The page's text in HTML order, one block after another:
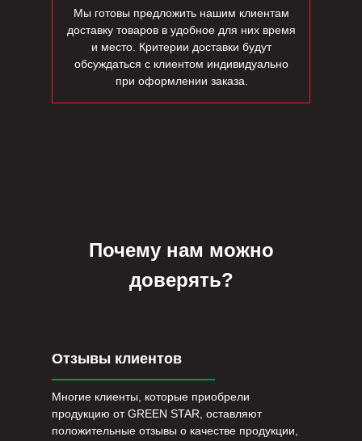
Мы готовы предложить нашим клиентам
доставку товаров в удобное для них время
и место. Критерии доставки будут
обсуждаться с клиентом индивидуально
при оформлении заказа.
Почему нам можно
доверять?
Отзывы клиентов
Многие клиенты, которые приобрели
продукцию от GREEN STAR, оставляют
положительные отзывы о качестве продукции,